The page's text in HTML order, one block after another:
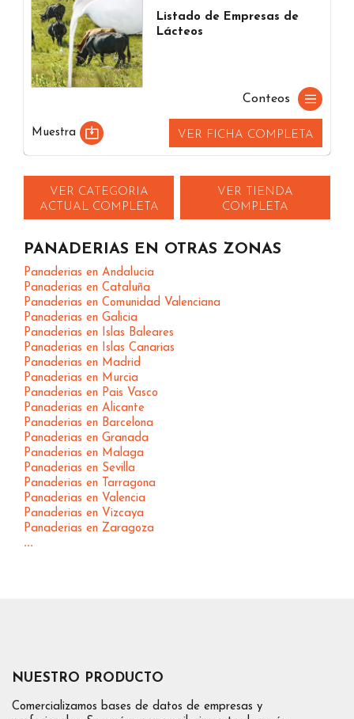
Listado de Empresas de
Lácteos
Conteos
Muestra VER FICHA COMPLETA
VER CATEGORIA
ACTUAL COMPLETA
VER TIENDA
COMPLETA
PANADERIAS EN OTRAS ZONAS
Panaderias en Andalucia
Panaderias en Cataluña
Panaderias en Comunidad Valenciana
Panaderias en Galicia
Panaderias en Islas Baleares
Panaderias en Islas Canarias
Panaderias en Madrid
Panaderias en Murcia
Panaderias en Pais Vasco
Panaderias en Alicante
Panaderias en Barcelona
Panaderias en Granada
Panaderias en Malaga
Panaderias en Sevilla
Panaderias en Tarragona
Panaderias en Valencia
Panaderias en Vizcaya
Panaderias en Zaragoza
...
NUESTRO PRODUCTO
Comercializamos bases de datos de empresas y